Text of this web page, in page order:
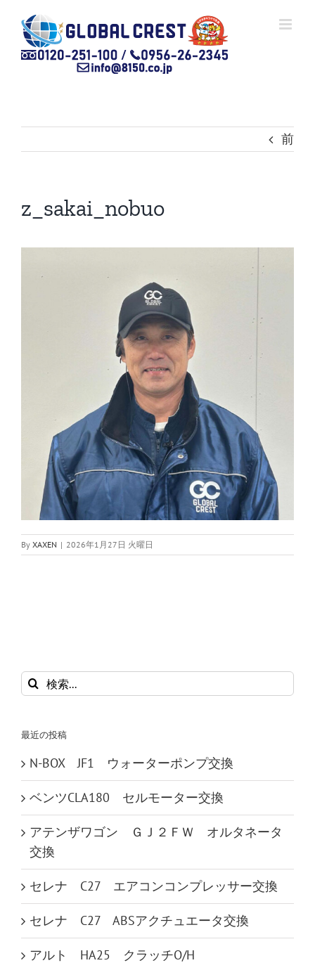
content
前
z_sakai_nobuo
By XAXEN | 2026年1月27日 火曜日
検
索
最近の投稿
N-BOX JF1 ウォーターポンプ交換
ベンツCLA180 セルモーター交換
アテンザワゴン ＧＪ２ＦＷ オルタネータ
交換
セレナ C27 エアコンコンプレッサー交換
セレナ C27 ABSアクチュエータ交換
アルト HA25 クラッチO/H